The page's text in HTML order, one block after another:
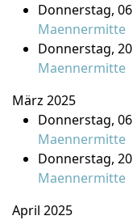
Donnerstag,
Maennermitte
Donnerstag,
Maennermitte
März 2025
Donnerstag,
Maennermitte
Donnerstag,
Maennermitte
April 2025